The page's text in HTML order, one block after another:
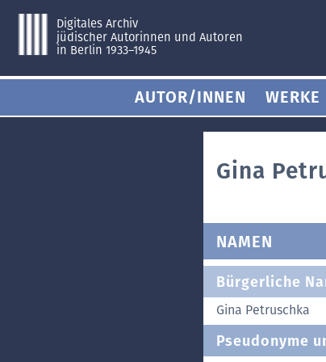
Digitales Archiv
jüdischer Autorinnen und Autoren
in Berlin 1933–1945
AUTOR/INNEN WERKE
Gina
NAMEN
Bürgerliche
Gina Petruschka
Pseudonyme